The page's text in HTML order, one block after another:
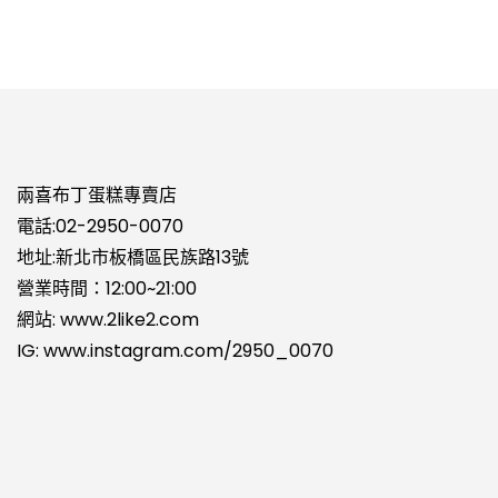
兩喜布丁蛋糕專賣店
電話:02-2950-0070
地址:新北市板橋區民族路13號
營業時間：12:00~21:00
網站: www.2like2.com
IG: www.instagram.com/2950_0070